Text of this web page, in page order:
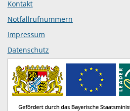
Kontakt
Notfallrufnummern
Impressum
Datenschutz